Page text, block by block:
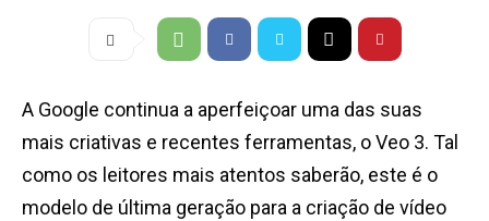
A Google continua a aperfeiçoar uma das suas
mais criativas e recentes ferramentas, o Veo 3. Tal
como os leitores mais atentos saberão, este é o
modelo de última geração para a criação de vídeo